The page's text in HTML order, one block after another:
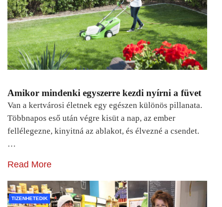
Amikor mindenki egyszerre kezdi nyírni a füvet
Van a kertvárosi életnek egy egészen különös pillanata.
Többnapos eső után végre kisüt a nap, az ember
fellélegezne, kinyitná az ablakot, és élvezné a csendet.
…
Read More
TIZENHETEDIK